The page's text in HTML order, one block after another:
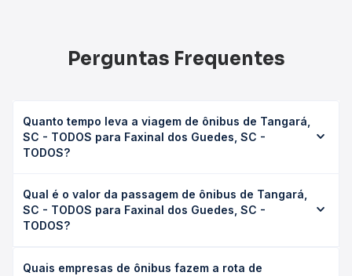
Perguntas Frequentes
Quanto tempo leva a viagem de ônibus de Tangará,
SC - TODOS para Faxinal dos Guedes, SC -
TODOS?
dos Guedes, SC - TODOS leva em média 3h 15min,
podendo variar conforme a viação, o tipo de serviço
(convencional, executivo ou leito) e as condições de
Qual é o valor da passagem de ônibus de Tangará,
SC - TODOS para Faxinal dos Guedes, SC -
TODOS?
TODOS para Faxinal dos Guedes, SC - TODOS custa em
Quais empresas de ônibus fazem a rota de